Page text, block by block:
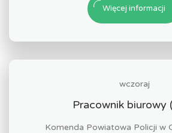
Więcej informacji
wczoraj
Pracownik biurowy
Komenda Powiatowa Policji w